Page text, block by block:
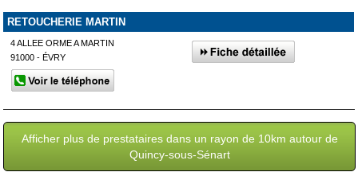
RETOUCHERIE MARTIN
4 ALLEE ORME A MARTIN
91000 - ÉVRY
Afficher plus de prestataires dans un rayon de 10km autour de
Quincy-sous-Sénart